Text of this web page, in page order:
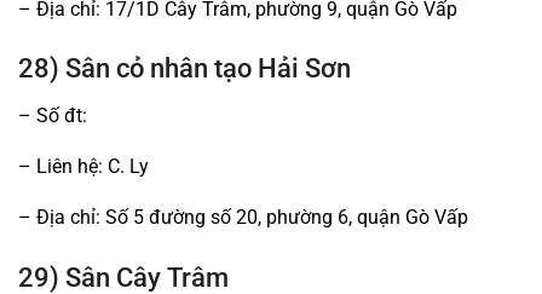
– Địa chỉ: 17/1D Cây Trâm, phường 9, quận Gò Vấp
28) Sân cỏ nhân tạo Hải Sơn
– Số đt:
– Liên hệ: C. Ly
– Địa chỉ: Số 5 đường số 20, phường 6, quận Gò Vấp
29) Sân Cây Trâm